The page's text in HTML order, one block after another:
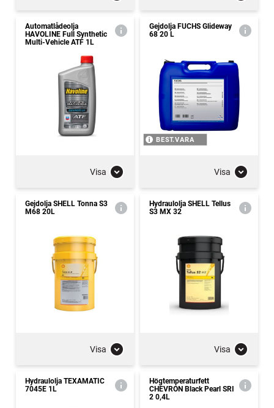
Automatlådeolja
HAVOLINE Full Synthetic
Multi-Vehicle ATF 1L
Visa
Gejdolja FUCHS Glideway
68 20 L
BEST.VARA
Visa
Gejdolja SHELL Tonna S3
M68 20L
Visa
Hydraulolja SHELL Tellus
S3 MX 32
Visa
Hydraulolja TEXAMATIC
7045E 1L
Högtemperaturfett
CHEVRON Black Pearl SRI
2 0,4L